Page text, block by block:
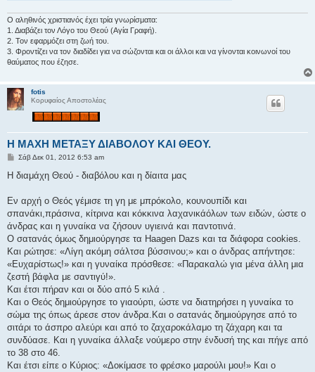
Ο αληθινός χριστιανός έχει τρία γνωρίσματα:
1. Διαβάζει τον Λόγο του Θεού (Αγία Γραφή).
2. Τον εφαρμόζει στη ζωή του.
3. Φροντίζει να τον διαδίδει για να σώζονται και οι άλλοι και να γίνονται κοινωνοί του
θαύματος που έζησε.
fotis
Κορυφαίος Αποστολέας
Η ΜΑΧΗ ΜΕΤΑΞΥ ΔΙΑΒΟΛΟΥ ΚΑΙ ΘΕΟΥ.
Δ
μ
ί
υ
σ
Σάβ Δεκ 01, 2012 6:53 am
Η διαμάχη Θεού - διαβόλου και η δίαιτα μας
Εν αρχή ο Θεός γέμισε τη γη με μπρόκολο, κουνουπίδι και
σπανάκι,πράσινα, κίτρινα και κόκκινα λαχανικάόλων των ειδών, ώστε ο
άνδρας και η γυναίκα να ζήσουν υγιεινά και παντοτινά.
Ο σατανάς όμως δημιούργησε τα Haagen Dazs και τα διάφορα cookies.
Και ρώτησε: «Λίγη ακόμη σάλτσα βύσσινου;» και ο άνδρας απήντησε:
«Ευχαρίστως!» και η γυναίκα πρόσθεσε: «Παρακαλώ για μένα άλλη μια
ζεστή βάφλα με σαντιγύ!».
Και έτσι πήραν και οι δύο από 5 κιλά .
Και ο Θεός δημιούργησε το γιαούρτι, ώστε να διατηρήσει η γυναίκα το
σώμα της όπως άρεσε στον άνδρα.Και ο σατανάς δημιούργησε από το
σιτάρι το άσπρο αλεύρι και από το ζαχαροκάλαμο τη ζάχαρη και τα
συνδύασε. Και η γυναίκα άλλαξε νούμερο στην ένδυσή της και πήγε από
το 38 στο 46.
Και έτσι είπε ο Κύριος: «Δοκίμασε το φρέσκο μαρούλι μου!» Και ο